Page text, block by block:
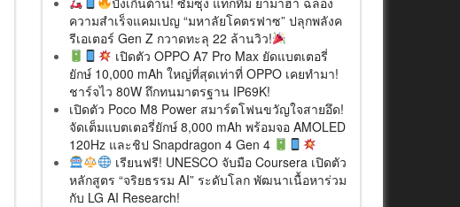
ความสำเร็จแคมเปญ “มหาลัยโคตรฟาซ” ปลุกพลังค
รีเอเตอร์ Gen Z กวาดทะลุ 22 ล้านวิว!
เปิดตัว OPPO A7 Pro Max ยัดแบตเตอรี่
ยักษ์ 10,000 mAh ใหญ่ที่สุดเท่าที่ OPPO เคยทำมา!
ชาร์จไว 80W ถึกทนมาตรฐาน IP69K!
เปิดตัว Poco M8 Power สมาร์ตโฟนขวัญใจสายอึด!
จัดเต็มแบตเตอรี่ยักษ์ 8,000 mAh พร้อมจอ AMOLED
120Hz และชิป Snapdragon 4 Gen 4
เรียนฟรี! UNESCO จับมือ Coursera เปิดตัว
หลักสูตร “จริยธรรม AI” ระดับโลก พัฒนาเนื้อหาร่วม
กับ LG AI Research!